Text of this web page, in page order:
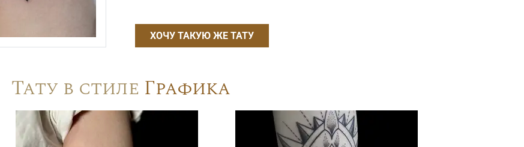
ХОЧУ ТАКУЮ ЖЕ ТАТУ
Тату в стиле Графика